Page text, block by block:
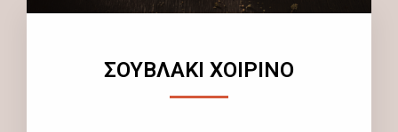
ΣΟΥΒΛΑΚΙ ΧΟΙΡΙΝΟ